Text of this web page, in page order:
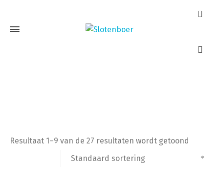
Resultaat 1–9 van de 27 resultaten wordt getoond
Standaard sortering